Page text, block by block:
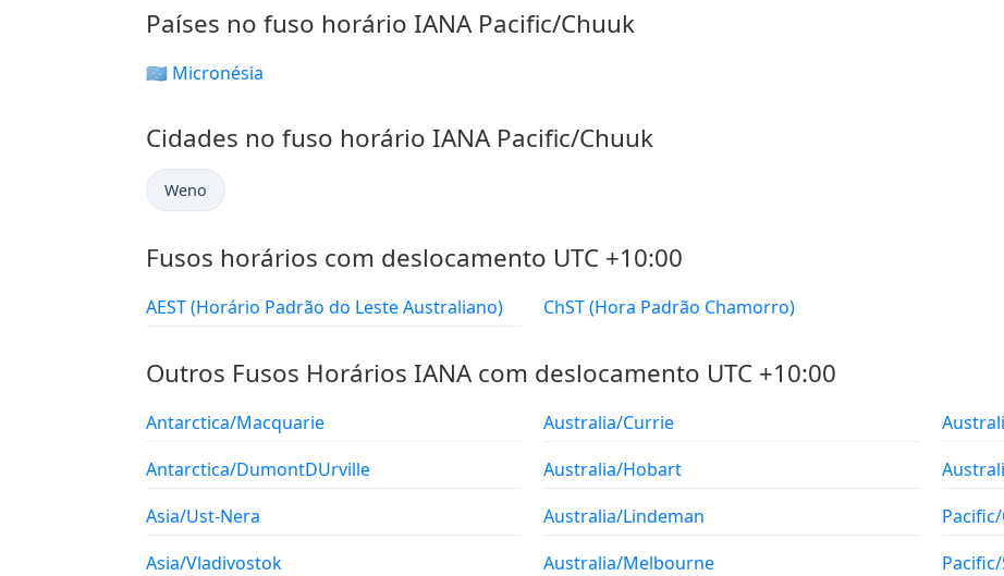
Países no fuso horário IANA Pacific/Chuuk
🇫🇲 Micronésia
Cidades no fuso horário IANA Pacific/Chuuk
Weno
Fusos horários com deslocamento UTC +10:00
AEST (Horário Padrão do Leste Australiano) ChST (Hora Padrão Chamorro)
Outros Fusos Horários IANA com deslocamento UTC +10:00
Antarctica/Macquarie
Antarctica/DumontDUrville
Asia/Ust-Nera
Asia/Vladivostok
Australia/Currie
Australia/Hobart
Australia/Lindeman
Australia/Melbourne